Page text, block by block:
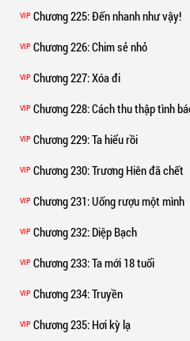
VIP Chương 225: Đến nhanh như vậy!
VIP Chương 226: Chim sẻ nhỏ
VIP Chương 227: Xóa đi
VIP Chương 228: Cách thu thập tình
VIP Chương 229: Ta hiểu rồi
VIP Chương 230: Trương Hiên đã chết
VIP Chương 231: Uống rượu một mình
VIP Chương 232: Diệp Bạch
VIP Chương 233: Ta mới 18 tuổi
VIP Chương 234: Truyền
VIP Chương 235: Hơi kỳ lạ